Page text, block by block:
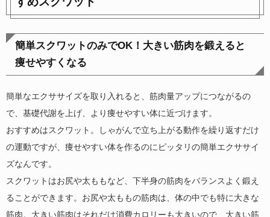
簡単スクワットのみでOK！大きい筋肉を鍛えると
痩せやすくなる
簡単なエクササイズを取り入れると、筋肉量アップにつながるの
で、基礎代謝を上げ、より痩せやすい体に近づけます。
おすすめはスクワット。しゃがんで立ち上がる動作を繰り返すだけ
の運動ですが、痩せやすい体を作るのにピッタリの簡単エクササイ
ズなんです。
スクワットはお尻や太ももなど、下半身の筋肉をバランスよく鍛え
ることができます。お尻や太ももの筋肉は、体の中でも特に大きな
筋肉。大きい筋肉はそれだけ消費カロリーも大きいので、大きい筋